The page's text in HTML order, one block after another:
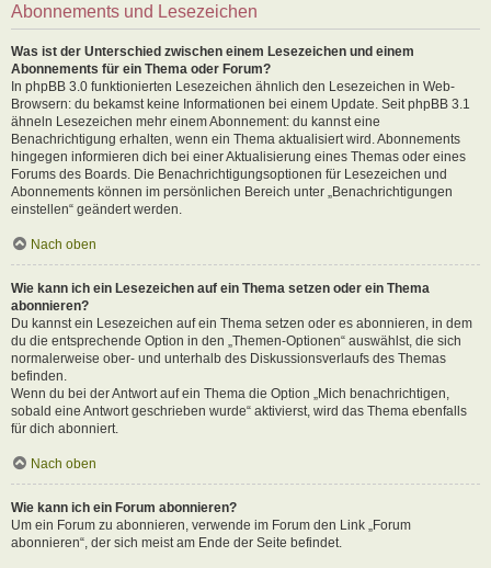
Abonnements und Lesezeichen
Was ist der Unterschied zwischen einem Lesezeichen und einem
Abonnements für ein Thema oder Forum?
In phpBB 3.0 funktionierten Lesezeichen ähnlich den Lesezeichen in Web-
Browsern: du bekamst keine Informationen bei einem Update. Seit phpBB 3.1
ähneln Lesezeichen mehr einem Abonnement: du kannst eine
Benachrichtigung erhalten, wenn ein Thema aktualisiert wird. Abonnements
hingegen informieren dich bei einer Aktualisierung eines Themas oder eines
Forums des Boards. Die Benachrichtigungsoptionen für Lesezeichen und
Abonnements können im persönlichen Bereich unter „Benachrichtigungen
einstellen“ geändert werden.
Nach oben
Wie kann ich ein Lesezeichen auf ein Thema setzen oder ein Thema
abonnieren?
Du kannst ein Lesezeichen auf ein Thema setzen oder es abonnieren, in dem
du die entsprechende Option in den „Themen-Optionen“ auswählst, die sich
normalerweise ober- und unterhalb des Diskussionsverlaufs des Themas
befinden.
Wenn du bei der Antwort auf ein Thema die Option „Mich benachrichtigen,
sobald eine Antwort geschrieben wurde“ aktivierst, wird das Thema ebenfalls
für dich abonniert.
Nach oben
Wie kann ich ein Forum abonnieren?
Um ein Forum zu abonnieren, verwende im Forum den Link „Forum
abonnieren“, der sich meist am Ende der Seite befindet.